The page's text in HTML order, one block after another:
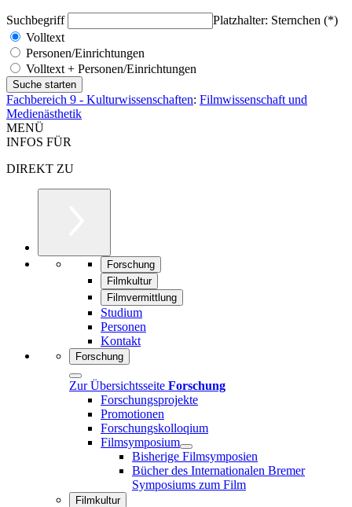
Suchbegriff
Platzhalter: Sternchen (*)
Volltext
Personen/Einrichtungen
Volltext + Personen/Einrichtungen
Fachbereich 9 - Kulturwissenschaften: Filmwissenschaft und
Medienästhetik
MENÜ
INFOS FÜR
DIREKT ZU
Forschung
Filmkultur
Filmvermittlung
Studium
Personen
Kontakt
Forschung
Zur Übersichtsseite Forschung
Forschungsprojekte
Promotionen
Forschungskolloqium
Filmsymposium
Bisherige Filmsymposien
Bücher des Internationalen Bremer
Symposiums zum Film
Filmkultur